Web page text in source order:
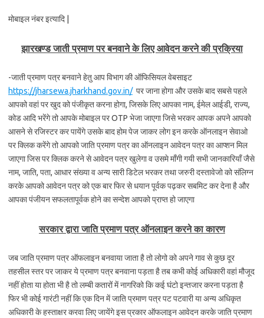
मोबाइल नंबर इत्यादि |
झारखण्ड जाती प्रमाण पर बनवाने के लिए आवेदन करने की प्रक्रिया
-जाती प्रमाण पत्र बनवाने हेतु आप विभाग की ऑफिसियल वेबसाइट
https://jharsewa.jharkhand.gov.in/पर जाना होगा और उसके बाद सबसे पहले
आपको वहां पर खुद को पंजीकृत करना होगा, जिसके लिए आपका नाम, ईमेल आईडी, राज्य,
कोड आदि भरेंगे तो आपके मोबाइल पर OTP भेजा जाएगा जिसे भरकर आपक अपने आपको
आसने से रजिस्टर कर पायेंगे उसके बाद होम पेज जाकर लोग इन करके ऑनलाइन सेवाओ
पर क्लिक करेंगे तो आपको जाति प्रमाण पत्र का ऑनलाइन आवेदन पत्र का आप्शन मिल
जाएगा जिस पर क्लिक करने से आवेदन पत्र खुलेगा व उसमे माँगी गयी सभी जानकारियाँ जैसे
नाम, जाति, पता, आधार संख्या व अन्य सारी डिटेल भरकर तथा जरुरी दस्तावेजो को संलिग्न
करके आपको आवेदन पत्र को एक बार फिर से धयान पूर्वक पढ़कर सबमिट कर देना है और
आपका पंजीयन सफलतापूर्वक होने का सन्देश आपको प्राप्त हो जाएगा
सरकार द्वारा जाति प्रमाण पत्र ऑनलाइन करने का कारण
जब जाति प्रमाण पत्र ऑफलाइन बनवाया जाता है तो लोगो को अपने गाव से कुछ दूर
तहसील स्तर पर जाकर ये प्रमाण पत्र बनवाना पड़ता है तब कभी कोई अधिकारी वहां मौजूद
नहीं होता या होता भी है तो लम्बी कतारों में नागरिको कि कई घंटो इन्तजार करना पड़ता है
फिर भी कोई गारंटी नहीं कि एक दिन में जाति प्रमाण पत्र पट पटवारी या अन्य अधिकृत
अधिकारी के हस्ताक्षर करवा लिए जायेंगे इस प्रकार ऑफलाइन आवेदन करके जाति प्रमाण